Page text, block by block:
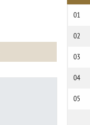
01
02
03
04
05